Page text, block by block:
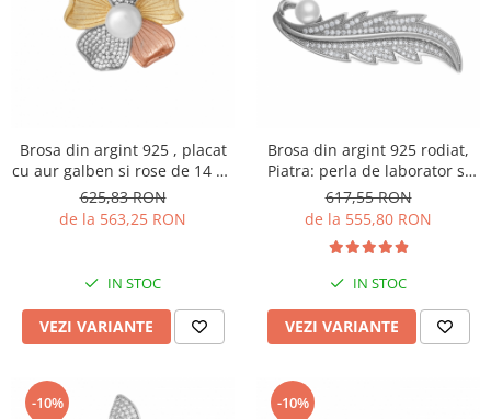
Brosa din argint 925 , placat
cu aur galben si rose de 14 kt,
Piatra: perla de laborator
,cubic zirconia, Culoare: alb,
transparent , Sonis Silver
625,83 RON
de la 563,25 RON
IN STOC
VEZI VARIANTE
Brosa din argint 925 rodiat,
Piatra: perla de laborator si
cubic zirconia, Culoare:
transparent si alb,Sonis Silver
617,55 RON
de la 555,80 RON
IN STOC
VEZI VARIANTE
-10% -10%